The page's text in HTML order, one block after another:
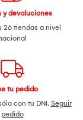
y devoluciones
26 tiendas a nivel
tu pedido
con tu DNI. Seguir
pedido